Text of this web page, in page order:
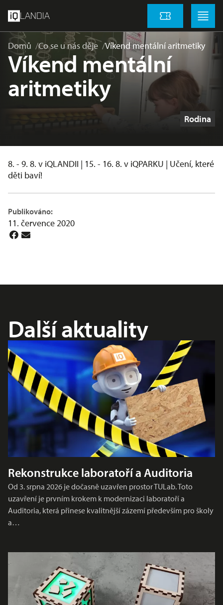
LANDIA Vstupenky
Menu
Domů Co se u nás děje Víkend mentální aritmetiky
Víkend mentální
aritmetiky
Štítky
Rodina
8. - 9. 8. v iQLANDII | 15. - 16. 8. v iQPARKU | Učení, které
děti baví!
Publikováno:
11. července 2020
Další aktuality
Rekonstrukce laboratoří a Auditoria
Od 3. srpna 2026 je dočasně uzavřen prostor TULab. Toto
uzavření je prvním krokem k modernizaci laboratoří a
Auditoria, která přinese kvalitnější zázemí především pro školy
a…